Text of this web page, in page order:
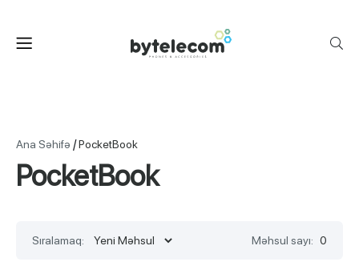
Ana Səhifə /PocketBook
PocketBook
Sıralamaq: Məhsul sayı: 0